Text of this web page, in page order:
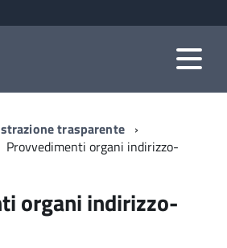
trasparente
Provvedimenti organi indirizzo-
organi indirizzo-